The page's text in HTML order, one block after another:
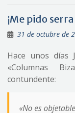
¡Me pido
31 de octubre de
Hace unos días
«Columnas
contundente:
«No es